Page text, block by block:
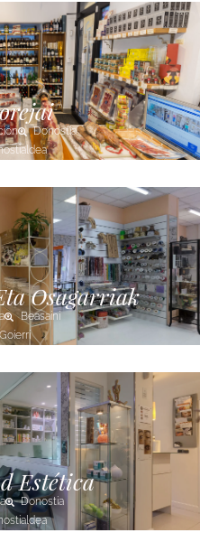
Donostia
Osagarriak
Beasaini
Goierri
Estética
Donostia